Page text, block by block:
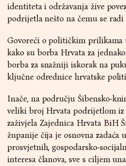
identiteta i održavanja žive
podrijetla nešto na čemu se radi
Govoreći o političkim prilikama
kako su borba Hrvata za
borba za snažniji iskorak na
ključne odrednice hrvatske
Inače, na području Šibensko-
veliki broj Hrvata podrijetlom iz
zaživjela Zajednica Hrvata BiH
županije čija je osnovna
prosvjetnih, gospodarsko-
interesa članova, sve s ciljem